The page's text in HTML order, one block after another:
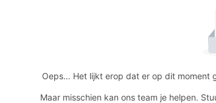
Oeps… Het lijkt erop dat er op dit moment
Maar misschien kan ons team je helpen.